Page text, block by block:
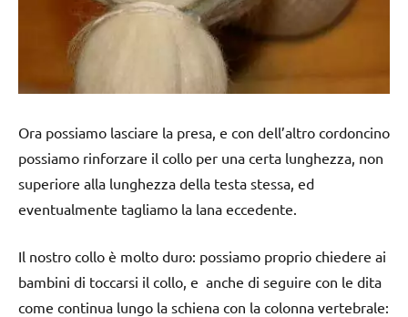
Ora possiamo lasciare la presa, e con dell’altro cordoncino
possiamo rinforzare il collo per una certa lunghezza, non
superiore alla lunghezza della testa stessa, ed
eventualmente tagliamo la lana eccedente.
Il nostro collo è molto duro: possiamo proprio chiedere ai
bambini di toccarsi il collo, e anche di seguire con le dita
come continua lungo la schiena con la colonna vertebrale: